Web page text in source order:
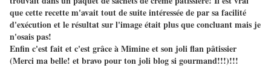
que cette recette m'avait tout de suite intéressée de par sa facilité
d'exécution et le résultat sur l'image était plus que concluant mais je
n'osais pas!
Enfin c'est fait et c'est grâce à Mimine et son joli flan pâtissier
(Merci ma belle! et bravo pour ton joli blog si gourmand!!!)!!!